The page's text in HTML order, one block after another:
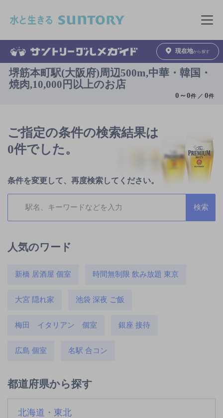
メニュ
現在地から探す
堺筋本町駅(大阪府)周辺500m,中華・韓国・
焼肉,10,000円以上のお店
0 ～0件 ／0件
ご指定の条件の検索結果は
0件でした。
条件を変更して、再度検索してください。
人気のワード
新橋 居酒屋 個室 時間無制限 飲み放題 東京
大宮 隠れ家 池袋 深夜 ご飯
梅田 イタリアン 個室 銀座 接待
広島 個室 名駅 合コン
都道府県から探す
北海道・東北